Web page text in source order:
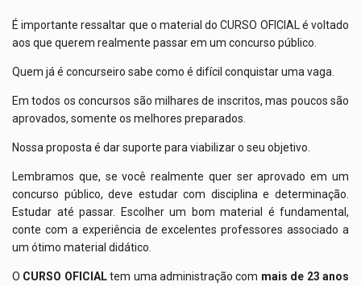
É importante ressaltar que o material do CURSO OFICIAL é voltado
aos que querem realmente passar em um concurso público.
Quem já é concurseiro sabe como é difícil conquistar uma vaga.
Em todos os concursos são milhares de inscritos, mas poucos são
aprovados, somente os melhores preparados.
Nossa proposta é dar suporte para viabilizar o seu objetivo.
Lembramos que, se você realmente quer ser aprovado em um
concurso público, deve estudar com disciplina e determinação.
Estudar até passar. Escolher um bom material é fundamental,
conte com a experiência de excelentes professores associado a
um ótimo material didático.
O CURSO OFICIALtem uma administração com mais de 23 anos